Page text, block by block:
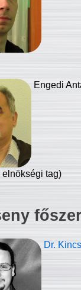
Engedi
elnökségi tag)
Dr.